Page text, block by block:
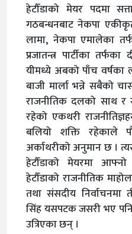
हेटौँडाको मेयर पदमा
गठबन्धनबाट नेकपा
लामा, नेकपा एमालेका
प्रजातन्त्र पार्टीका
यीमध्ये अबको पाँच वर्षका
बाजी मार्ला भन्ने सबैको
राजनीतिक दलको साथ र
रहेको एकथरी
बलियो शक्ति रहेकाले
अर्काथरीको अनुमान छ ।
हेटौँडाको मेयरमा आफ्नो
हेटौँडाको राजनीतिक
तथा संसदीय
सिंह यसपटक जसरी भए पनि
उत्रिएका छन् ।